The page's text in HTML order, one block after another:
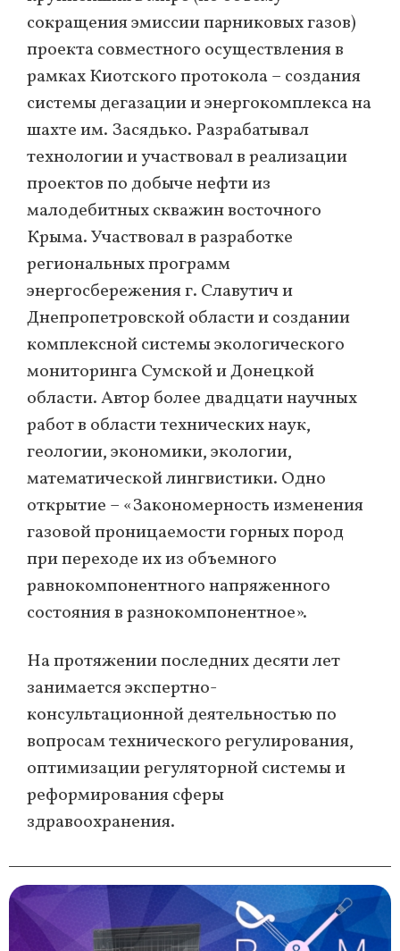
сокращения эмиссии парниковых газов)
проекта совместного осуществления в
рамках Киотского протокола – создания
системы дегазации и энергокомплекса на
шахте им. Засядько. Разрабатывал
технологии и участвовал в реализации
проектов по добыче нефти из
малодебитных скважин восточного
Крыма. Участвовал в разработке
региональных программ
энергосбережения г. Славутич и
Днепропетровской области и создании
комплексной системы экологического
мониторинга Сумской и Донецкой
области.Автор более двадцати научных
работ в области технических наук,
геологии, экономики, экологии,
математической лингвистики. Одно
открытие – «Закономерность изменения
газовой проницаемости горных пород
при переходе их из объемного
равнокомпонентного напряженного
состояния в разнокомпонентное».
На протяжении последних десяти лет
занимается экспертно-
консультационной деятельностью по
вопросам технического регулирования,
оптимизации регуляторной системы и
реформирования сферы
здравоохранения.